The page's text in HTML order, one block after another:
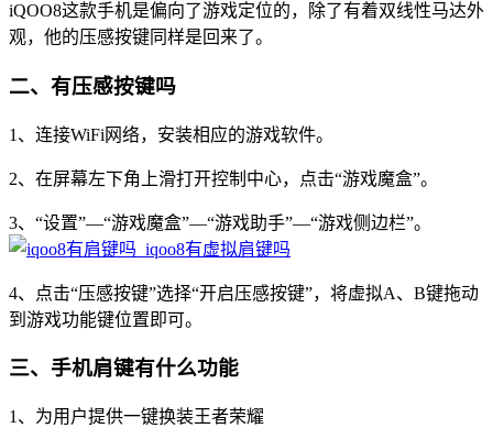
iQOO8这款手机是偏向了游戏定位的，除了有着双线性马达外
观，他的压感按键同样是回来了。
二、有压感按键吗
1、连接WiFi网络，安装相应的游戏软件。
2、在屏幕左下角上滑打开控制中心，点击“游戏魔盒”。
3、“设置”—“游戏魔盒”—“游戏助手”—“游戏侧边栏”。
4、点击“压感按键”选择“开启压感按键”，将虚拟A、B键拖动
到游戏功能键位置即可。
三、手机肩键有什么功能
1、为用户提供一键换装王者荣耀